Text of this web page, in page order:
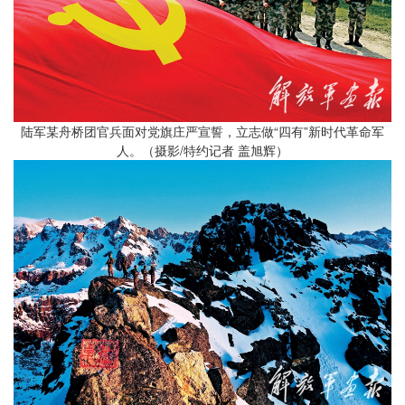
陆军某舟桥团官兵面对党旗庄严宣誓，立志做“四有”新时代革命军
人。（摄影/特约记者 盖旭辉）